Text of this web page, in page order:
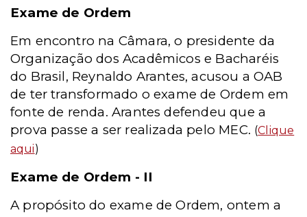
Exame de Ordem
Em encontro na Câmara, o presidente da
Organização dos Acadêmicos e Bacharéis
do Brasil, Reynaldo Arantes, acusou a OAB
de ter transformado o exame de Ordem em
fonte de renda. Arantes defendeu que a
prova passe a ser realizada pelo MEC. (Clique
aqui)
Exame de Ordem - II
A propósito do exame de Ordem, ontem a